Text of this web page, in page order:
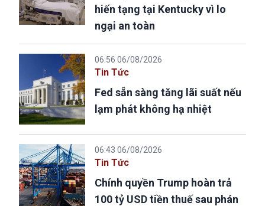
hiến tạng tại Kentucky vì lo
ngại an toàn
06:56 06/08/2026
Tin Tức
Fed sẵn sàng tăng lãi suất nếu
lạm phát không hạ nhiệt
06:43 06/08/2026
Tin Tức
Chính quyền Trump hoàn trả
100 tỷ USD tiền thuế sau phán